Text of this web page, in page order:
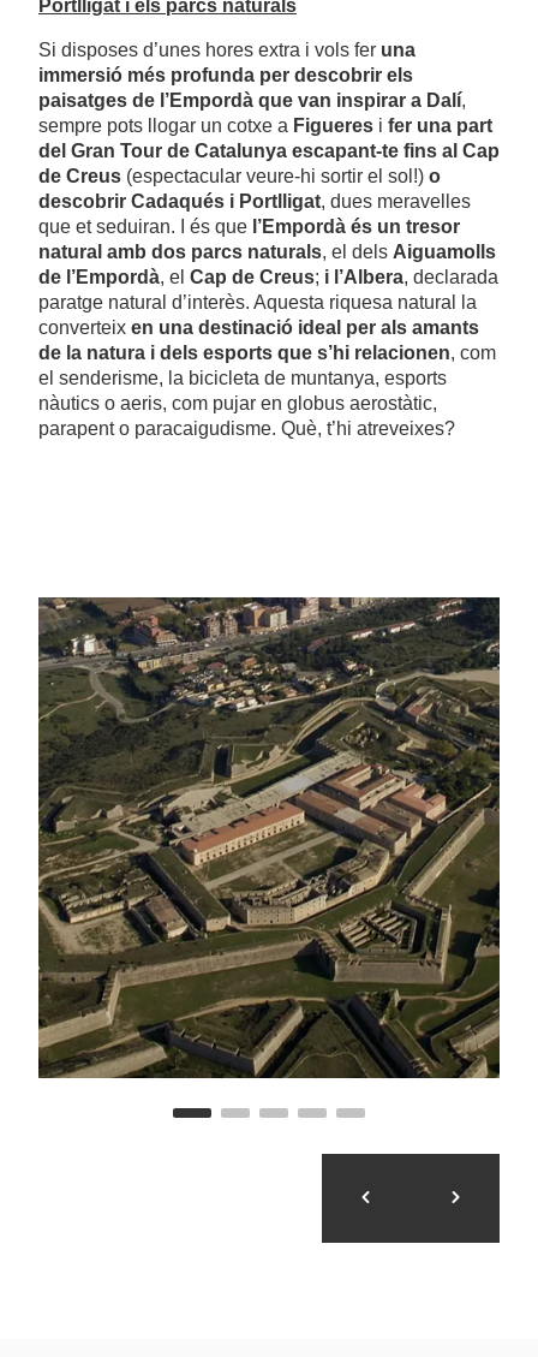
Portlligat i els parcs naturals
Si disposes d’unes hores extra i vols fer una
immersió més profunda per descobrir els
paisatges de l’Empordà que van inspirar a Dalí,
sempre pots llogar un cotxe a Figueres i fer una part
del Gran Tour de Catalunya escapant-te fins al Cap
de Creus (espectacular veure-hi sortir el sol!) o
descobrir Cadaqués i Portlligat, dues meravelles
que et seduiran. I és que l’Empordà és un tresor
natural amb dos parcs naturals, el dels Aiguamolls
de l’Empordà, el Cap de Creus; i l’Albera, declarada
paratge natural d’interès. Aquesta riquesa natural la
converteix en una destinació ideal per als amants
de la natura i dels esports que s’hi relacionen, com
el senderisme, la bicicleta de muntanya, esports
nàutics o aeris, com pujar en globus aerostàtic,
parapent o paracaigudisme. Què, t’hi atreveixes?